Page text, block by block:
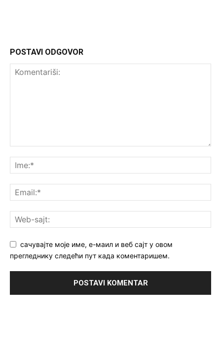
POSTAVI ODGOVOR
сачувајте моје име, е-маил и веб сајт у овом
прегледнику следећи пут када коментаришем.